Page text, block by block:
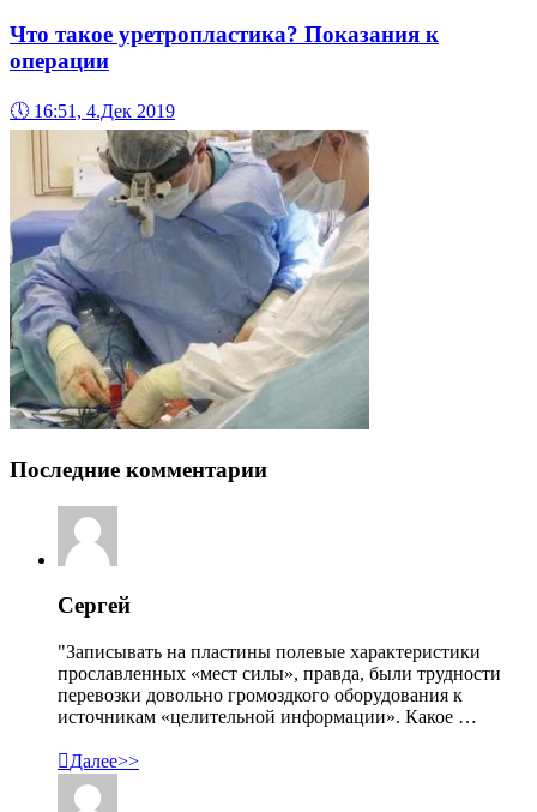
Что такое уретропластика? Показания к
операции
🕔 16:51, 4.Дек 2019
Последние комментарии
Сергей
"Записывать на пластины полевые характеристики
прославленных «мест силы», правда, были трудности
перевозки довольно громоздкого оборудования к
источникам «целительной информации». Какое …
Далее>>